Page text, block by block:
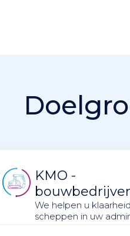
KMO -
We helpen u
scheppen in uw